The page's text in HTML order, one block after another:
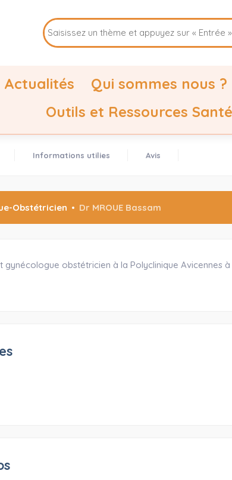
Actualités Qui sommes nous ?
Outils et Ressources Santé
Informations utilies Avis
Obstétricien Dr MROUE Bassam
gynécologue obstétricien à la Polyclinique Avicennes